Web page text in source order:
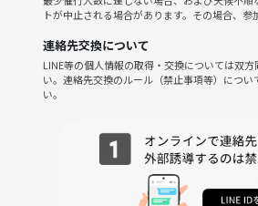
い…」そんな方も大歓迎！新しい遊び、新
方、西中島でお待ちしています🎲✨
トが中止される場合があります。その場合、参
連絡先交換について
LINE等の個人情報の取得・交換については双
い。連絡先交換のルール（禁止事項等）につい
い。